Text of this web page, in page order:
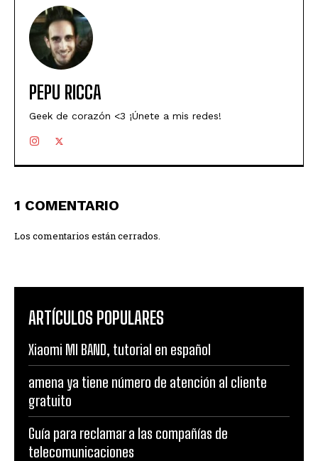
PEPU RICCA
Geek de corazón <3 ¡Únete a mis redes!
1 COMENTARIO
Los comentarios están cerrados.
ARTÍCULOS POPULARES
Xiaomi MI BAND, tutorial en español
amena ya tiene número de atención al cliente
gratuito
Guía para reclamar a las compañías de
telecomunicaciones